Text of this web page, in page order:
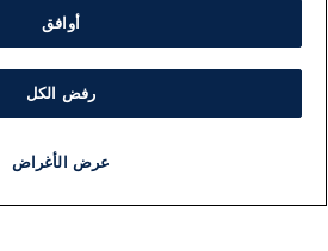
أوافق
رفض الكل
عرض الأغراض